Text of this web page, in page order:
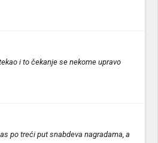
i to čekanje se nekome upravo
po treći put snabdeva nagradama, a